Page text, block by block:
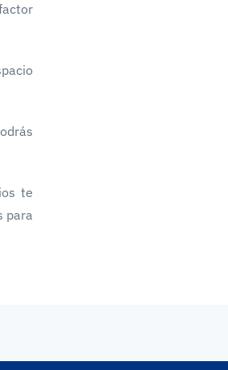
te
para